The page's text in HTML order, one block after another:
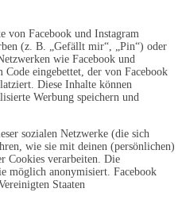
von Facebook und Instagram
(z. B. „Gefällt mir“, „Pin“) oder
wie Facebook und
eingebettet, der von Facebook
Diese Inhalte können
Werbung speichern und
sozialen Netzwerke (die sich
wie sie mit deinen (persönlichen)
Cookies verarbeiten. Die
möglich anonymisiert. Facebook
Staaten